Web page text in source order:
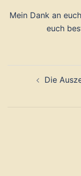
Mein Dank an
euch
Die